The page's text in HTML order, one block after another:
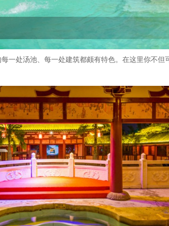
一处汤池、每一处建筑都颇有特色。在这里你不但